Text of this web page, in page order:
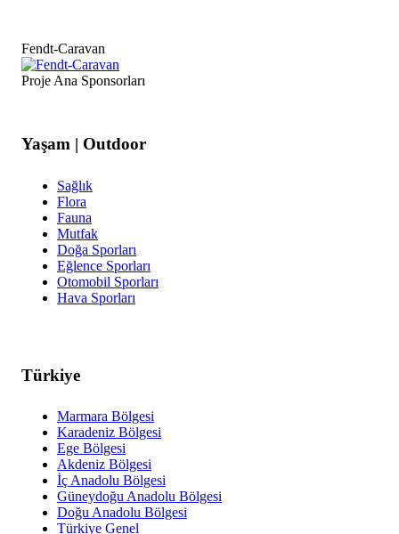
Fendt-Caravan
Proje Ana Sponsorları
Yaşam | Outdoor
Sağlık
Flora
Fauna
Mutfak
Doğa Sporları
Eğlence Sporları
Otomobil Sporları
Hava Sporları
Türkiye
Marmara Bölgesi
Karadeniz Bölgesi
Ege Bölgesi
Akdeniz Bölgesi
İç Anadolu Bölgesi
Güneydoğu Anadolu Bölgesi
Doğu Anadolu Bölgesi
Türkiye Genel